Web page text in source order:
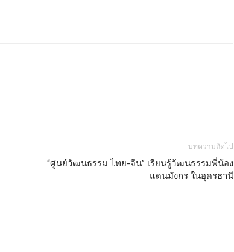
บทความถัดไป
“ศูนย์วัฒนธรรม ไทย-จีน” เรียนรู้วัฒนธรรมพี่น้อง
แดนมังกร ในอุดรธานี